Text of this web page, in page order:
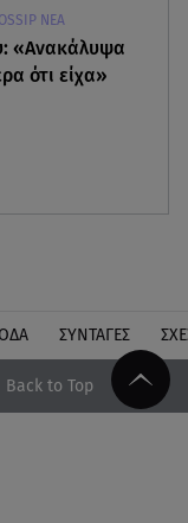
ΝΕΑ
«Ανακάλυψα
ότι είχα»
ΣΥΝΤΑΓΕΣ
Back to Top